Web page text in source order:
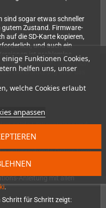
Funktionen Cookies,
helfen uns, unser
welche Cookies erlaubt
anpassen
sind sogar etwas schneller
gutem Zustand. Firmware-
auf die SD-Karte kopieren,
und auch ein
ist problemlos
besitzt, profitiert zusätzlich
Unterstützung über das
solide Lötkenntnisse und
Dir die Installation nicht
entsprechende Option beim
keine Garantie für Konsolen
Eigeninstallation beschädigt
Anleitung mit allen
.
Schritt für Schritt zeigt: